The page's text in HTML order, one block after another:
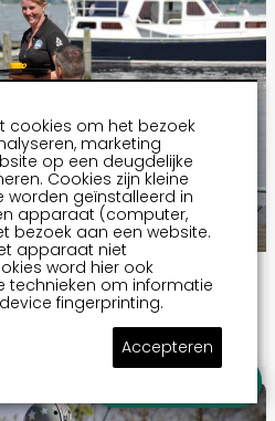
cookies om het bezoek
marketing
op een deugdelijke
Cookies zijn kleine
geïnstalleerd in
apparaat (computer,
bezoek aan een website.
apparaat niet
word hier ook
technieken om informatie
fingerprinting.
Accepteren